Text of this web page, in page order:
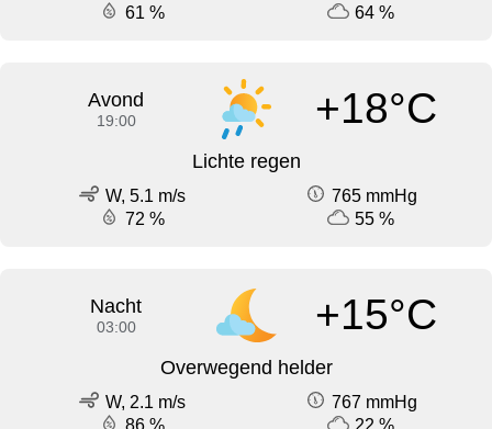
61 %
64 %
Avond
19:00 +18°C
Lichte regen
W, 5.1 m/s
765 mmHg
72 %
55 %
Nacht
03:00 +15°C
Overwegend helder
W, 2.1 m/s
767 mmHg
86 %
22 %